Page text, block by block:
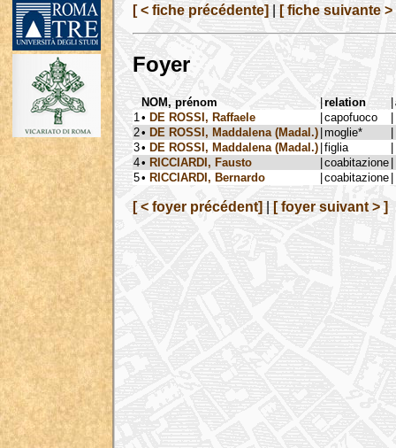
[ < fiche précédente] [ fiche suivante >
Foyer
NOM, prénom |relation |
1 • DE ROSSI, Raffaele |capofuoco
|
2• DE ROSSI, Maddalena (Madal.) |moglie*
|
3• DE ROSSI, Maddalena (Madal.) |figlia
|
4• RICCIARDI, Fausto |coabitazione |
5• RICCIARDI, Bernardo |coabitazione |
[ < foyer précédent] [ foyer suivant > ]